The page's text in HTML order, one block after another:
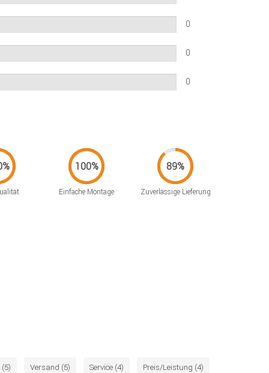
0
0
0
Einfache Montage Zuverlässige Lieferung
Versand (5) Service (4) Preis/Leistung (4)